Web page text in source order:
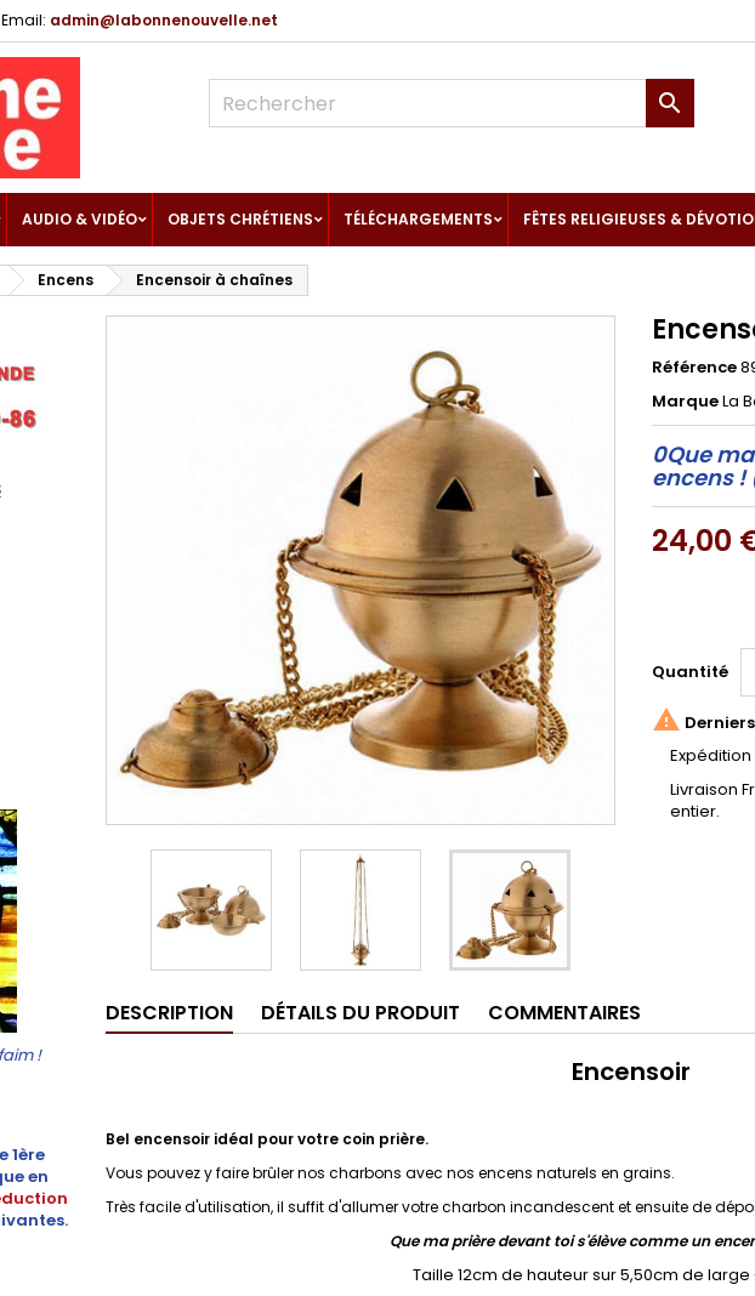
Email: admin@labonnenouvelle.net

AUDIO & VIDÉO OBJETS CHRÉTIENS TÉLÉCHARGEMENTS FÊTES RELIGIEUSES &
Encens Encensoir à chaînes
!
1ère
en
Référence
MarqueLa
0Que
encens !
24,00
Quantité

Expédition
Livraison
entier.
DESCRIPTION DÉTAILS DU PRODUIT COMMENTAIRES
Encensoir
Bel encensoir idéal pour votre coin prière.
Vous pouvez y faire brûler nos charbons avec nos encens naturels en grains.
Très facile d'utilisation, il suffit d'allumer votre charbon incandescent et ensuite de
Que ma prière devant toi s'élève comme un
Taille 12cm de hauteur sur 5,50cm de